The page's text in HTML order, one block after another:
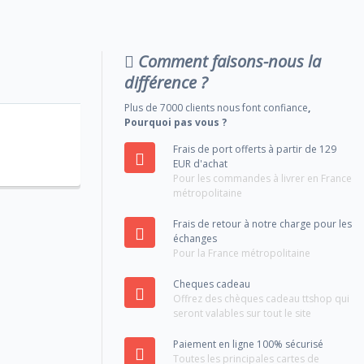
Comment faisons-nous la
différence ?
Plus de 7000 clients nous font confiance,
Pourquoi pas vous ?
Frais de port offerts à partir de 129
EUR d'achat
Pour les commandes à livrer en France
métropolitaine
Frais de retour à notre charge pour les
échanges
Pour la France métropolitaine
Cheques cadeau
Offrez des chèques cadeau ttshop qui
seront valables sur tout le site
Paiement en ligne 100% sécurisé
Toutes les principales cartes de